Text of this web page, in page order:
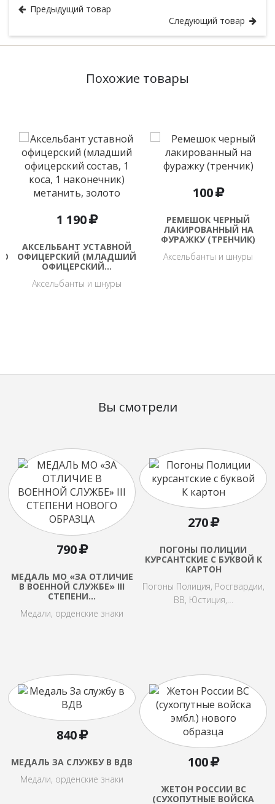
Предыдущий товар
Следующий товар
Похожие товары
1 190
АКСЕЛЬБАНТ УСТАВНОЙ
ОФИЦЕРСКИЙ (МЛАДШИЙ
ОФИЦЕРСКИЙ…
Аксельбанты и шнуры
100
РЕМЕШОК ЧЕРНЫЙ
ЛАКИРОВАННЫЙ НА
ФУРАЖКУ (ТРЕНЧИК)
Аксельбанты и шнуры
Вы смотрели
790
МЕДАЛЬ МО «ЗА ОТЛИЧИЕ
В ВОЕННОЙ СЛУЖБЕ» III
СТЕПЕНИ…
Медали, орденские знаки
270
ПОГОНЫ ПОЛИЦИИ
КУРСАНТСКИЕ С БУКВОЙ К
КАРТОН
Погоны Полиция, Росгвардии,
ВВ, Юстиция,…
840
МЕДАЛЬ ЗА СЛУЖБУ В ВДВ
Медали, орденские знаки
100
ЖЕТОН РОССИИ ВС
(СУХОПУТНЫЕ ВОЙСКА